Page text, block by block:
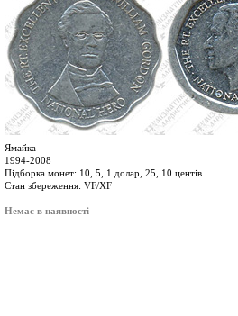
Ямайка
1994-2008
Підборка монет: 10, 5, 1 долар, 25, 10 центів
Стан збереження: VF/XF
Немає в наявності